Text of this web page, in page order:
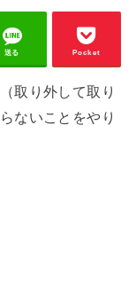
送る Pocket
取り外して取り
ないことをやり